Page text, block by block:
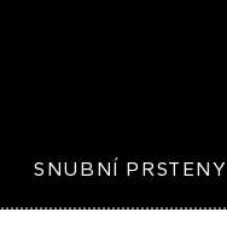
SNUBNÍ PRSTENY